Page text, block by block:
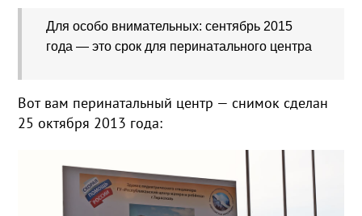
Для особо внимательных: сентябрь 2015
года — это срок для перинатального центра
Вот вам перинатальный центр — снимок сделан
25 октября 2013 года: